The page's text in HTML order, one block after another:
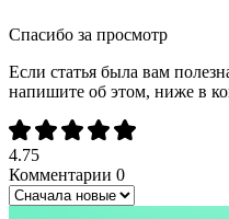
Спасибо за просмотр
Если статья была вам
напишите об этом, ниже в
4.75
Комментарии 0